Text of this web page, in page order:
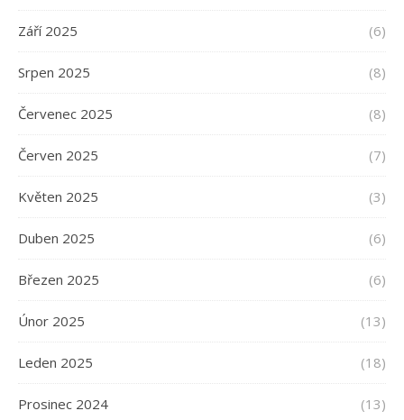
Září 2025 (6)
Srpen 2025 (8)
Červenec 2025 (8)
Červen 2025 (7)
Květen 2025 (3)
Duben 2025 (6)
Březen 2025 (6)
Únor 2025 (13)
Leden 2025 (18)
Prosinec 2024 (13)